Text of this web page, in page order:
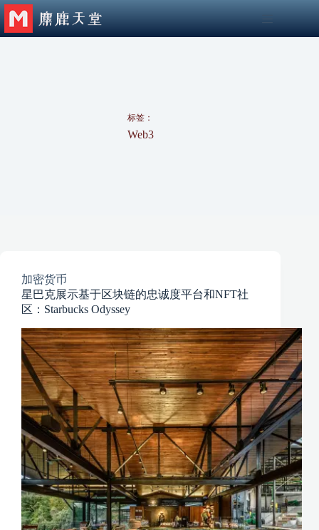
跳
至
标签：
Web3
加密货币
星巴克展示基于区块链的忠诚度平台和NFT社
区：Starbucks Odyssey